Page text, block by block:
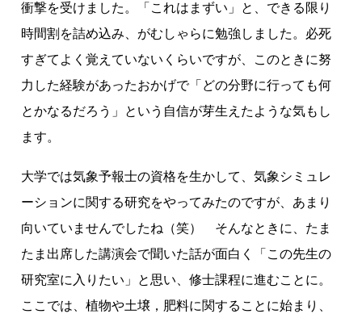
衝撃を受けました。「これはまずい」と、できる限り
時間割を詰め込み、がむしゃらに勉強しました。必死
すぎてよく覚えていないくらいですが、このときに努
力した経験があったおかげで「どの分野に行っても何
とかなるだろう」という自信が芽生えたような気もし
ます。
大学では気象予報士の資格を生かして、気象シミュレ
ーションに関する研究をやってみたのですが、あまり
向いていませんでしたね（笑） そんなときに、たま
たま出席した講演会で聞いた話が面白く「この先生の
研究室に入りたい」と思い、修士課程に進むことに。
ここでは、植物や土壌，肥料に関することに始まり、